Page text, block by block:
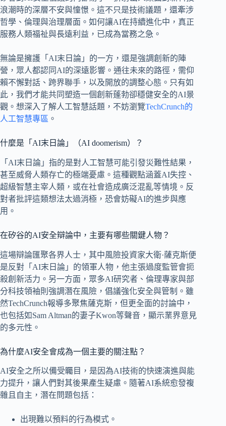
浪潮時的深層不安與憧憬。這不只是技術議題，還牽涉
哲學、倫理與治理層面。如何讓AI在持續進化中，真正
服務人類福祉與長遠利益，已成為當務之急。
無論是擁護「AI末日論」的一方，還是強調創新的陣
營，眾人都認同AI的深遠影響。通往未來的路徑，需仰
賴不懈對話、跨界聯手，以及開放的調整心態。只有如
此，我們才能共同塑造一個創新蓬勃卻穩健安全的AI景
觀。想深入了解人工智慧話題，不妨瀏覽TechCrunch的
人工智慧專區 。
什麼是「AI末日論」（AI doomerism）？
「AI末日論」指的是對人工智慧可能引發災難性結果，
甚至威脅人類存亡的極端憂慮。這種觀點涵蓋AI失控、
超級智慧主宰人類，或在社會造成廣泛混亂等情境。反
對者批評這類想法太過消極，恐會妨礙AI的進步與應
用。
在矽谷的AI安全辯論中，主要有哪些關鍵人物？
這場辯論匯聚各界人士，其中風險投資家大衛·薩克斯便
是反對「AI末日論」的領軍人物，他主張過度監管會扼
殺創新活力。另一方面，眾多AI研究者、倫理專家與部
分科技領袖則強調潛在風險，倡議強化安全與管制。雖
然TechCrunch報導多聚焦薩克斯，但更全面的討論中，
也包括如Sam Altman的妻子Kwon等聲音，顯示業界意見
的多元性。
為什麼AI安全會成為一個主要的關注點？
AI安全之所以備受矚目，是因為AI技術的快速演進與能
力提升，讓人們對其後果產生疑慮。隨著AI系統愈發複
雜且自主，潛在問題包括：
出現難以預料的行為模式。